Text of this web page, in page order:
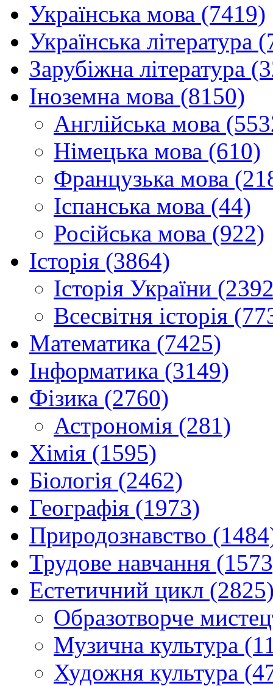
Українська мова (7419)
Українська література
Зарубіжна література
Іноземна мова (8150)
Англійська мова
Німецька мова (610)
Французька мова
Іспанська мова (44)
Російська мова (922)
Історія (3864)
Історія України
Всесвітня історія
Математика (7425)
Інформатика (3149)
Фізика (2760)
Астрономія (281)
Хімія (1595)
Біологія (2462)
Географія (1973)
Природознавство
Трудове навчання
Естетичний цикл
Образотворче
Музична культура
Художня культура